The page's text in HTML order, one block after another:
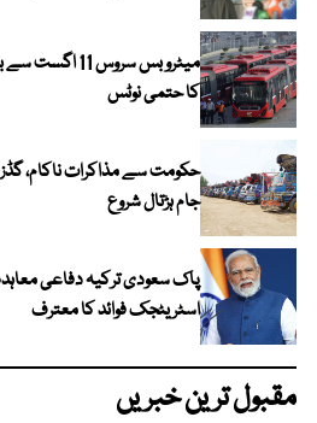
میٹرو بس سروس
کا حتمی نوٹس
حکومت سے مذاکرات ناکام، گڈز
جام ہڑتال شروع
پاک سعودی ترکیہ دفاعی
اسٹریٹجک فوائد کا معترف
مقبول ترین خبریں